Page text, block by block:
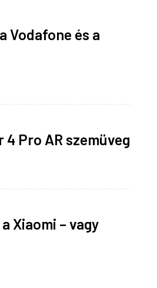
Vodafone és a
Pro AR szemüveg
Xiaomi – vagy